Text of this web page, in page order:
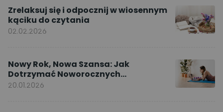
Zrelaksuj się i odpocznij w wiosennym
kąciku do czytania
02.02.2026
Nowy Rok, Nowa Szansa: Jak
Dotrzymać Noworocznych
Postanowień dzięki ćwiczeniom w
20.01.2026